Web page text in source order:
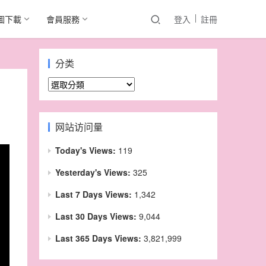
下載 會員服務 登入 註冊
分类
分
类
网站访问量
Today's Views: 119
Yesterday's Views: 325
Last 7 Days Views: 1,342
Last 30 Days Views: 9,044
Last 365 Days Views: 3,821,999